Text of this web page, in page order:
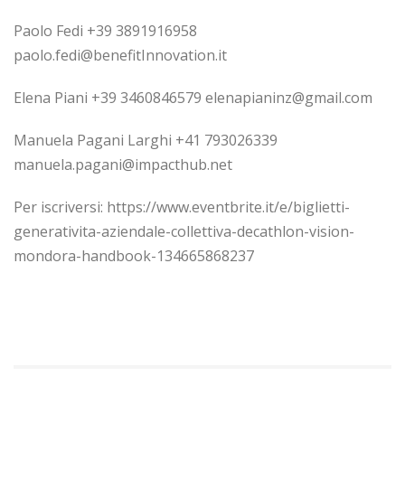
Paolo Fedi +39 3891916958
paolo.fedi@benefitInnovation.it
Elena Piani +39 3460846579 elenapianinz@gmail.com
Manuela Pagani Larghi +41 793026339
manuela.pagani@impacthub.net
Per iscriversi: https://www.eventbrite.it/e/biglietti-
generativita-aziendale-collettiva-decathlon-vision-
mondora-handbook-134665868237